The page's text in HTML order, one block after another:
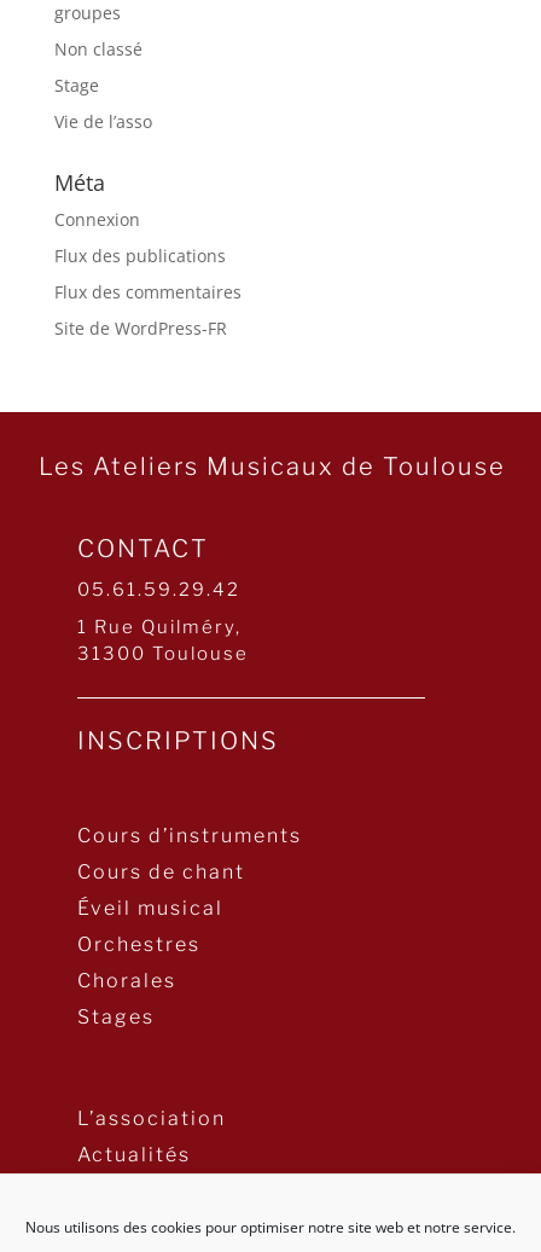
Nous utilisons des cookies pour optimiser notre site web et notre service.
groupes
Non classé
Stage
Vie de l’asso
Méta
Connexion
Flux des publications
Flux des commentaires
Site de WordPress-FR
Les Ateliers Musicaux de Toulouse
CONTACT
05.61.59.29.42
1 Rue Quilméry,
31300 Toulouse
INSCRIPTIONS
Cours d’instruments
Cours de chant
Éveil musical
Orchestres
Chorales
Stages
L’association
Actualités